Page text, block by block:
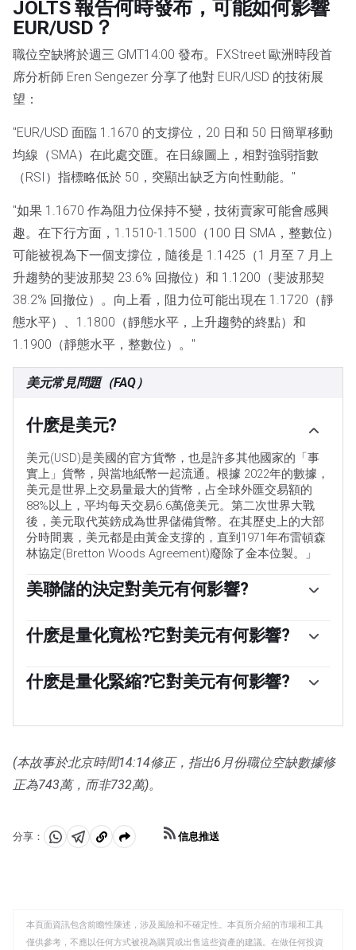
JOLTS 報告何時發布，可能如何影響
EUR/USD？
職位空缺將於週三 GMT14:00 發布。FXStreet 歐洲時段首
席分析師 Eren Sengezer 分享了他對 EUR/USD 的技術展
望：
"EUR/USD 面臨 1.1670 的支撐位，20 日和 50 日簡單移動
均線（SMA）在此處交匯。在日線圖上，相對強弱指數
（RSI）指標略低於 50，突顯出缺乏方向性動能。"
"如果 1.1670 作為阻力位保持不變，技術賣家可能會感興
趣。在下行方面，1.1510-1.1500（100 日 SMA，整數位）
可能被視為下一個支撐位，隨後是 1.1425（1 月至 7 月上
升趨勢的斐波那契 23.6% 回撤位）和 1.1200（斐波那契
38.2% 回撤位）。向上看，阻力位可能出現在 1.1720（靜
態水平）、1.1800（靜態水平，上升趨勢的終點）和
1.1900（靜態水平，整數位）。"
美元常見問題（FAQ）
什麽是美元?
美元(USD)是美國的官方貨幣，也是許多其他國家的「事
實上」貨幣，與當地紙幣一起流通。根據 2022年的數據，
美元是世界上交易量最大的貨幣，占全球外匯交易額的
88%以上，平均每天交易6.6萬億美元。第二次世界大戰
後，美元取代英鎊成為世界儲備貨幣。在其歷史上的大部
分時間裏，美元都是由黃金支撐的，直到1971年布雷頓森
林協定(Bretton Woods Agreement)廢除了金本位製。」
美聯儲的決定對美元有何影響?
美聯儲(Fed)決定的。美聯儲有兩項任務:實現物價穩定(控
製通脹)和促進充分就業。它實現這兩個目標的主要工具是
目標時，美聯儲將加息，這有助於美元升值。當通貨膨脹
什麽是量化寬松?它對美元有何影響?
政策。量化寬松是美聯儲在陷入困境的金融體系中大幅增
加信貸流動的過程。這是一種非標準的政策措施，用於信
憂)。當僅僅降低利率不太可能達到必要的效果時，這是最
縮的首選武器。它涉及到美聯儲印刷更多的美元，並用這
些美元主要從金融機構購買美國政府債券。量化寬松通常
會導致美元走軟。」
什麽是量化緊縮?它對美元有何影響?
構購買債券，不再將其持有的到期債券的本金再投資於新
(本故事於北京時間14:14修正，指出6月份職位空缺數據修
正為743萬，而非732萬)。
分享：
分 分 複
信息推送
本頁面資訊包含前瞻性陳述，涉及風險和不確定性。本頁所介紹的市場和工具
僅供參考，不應以任何方式被視為購買或出售這些資產的建議。在做任何投資